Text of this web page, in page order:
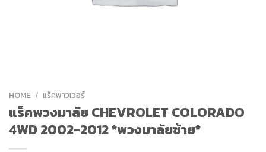
HOME / แร็คพาวเวอร์
แร็คพวงมาลัย CHEVROLET COLORADO
4WD 2002-2012 *พวงมาลัยซ้าย*